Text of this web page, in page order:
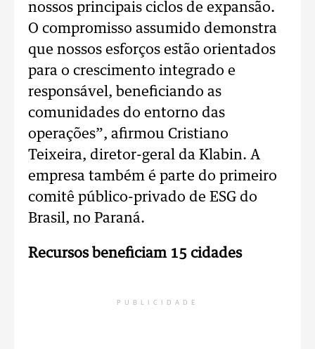
nossos principais ciclos de expansão.
O compromisso assumido demonstra
que nossos esforços estão orientados
para o crescimento integrado e
responsável, beneficiando as
comunidades do entorno das
operações”, afirmou Cristiano
Teixeira, diretor-geral da Klabin. A
empresa também é parte do primeiro
comitê público-privado de ESG do
Brasil, no Paraná.
Recursos beneficiam 15 cidades
PUBLICIDADE